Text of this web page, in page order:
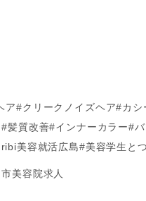
#クリークノイズヘア#カシ
質改善#インナーカラー#
美容就活広島#美容学生と
美容院求人